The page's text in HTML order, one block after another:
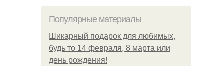
Популярные материалы
Шикарный подарок для любимых,
будь то 14 февраля, 8 марта или
день рождения!